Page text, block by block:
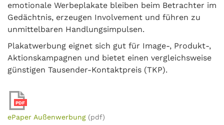
emotionale Werbeplakate bleiben beim Betrachter im
Gedächtnis, erzeugen Involvement und führen zu
unmittelbaren Handlungsimpulsen.
Plakatwerbung eignet sich gut für Image-, Produkt-,
Aktionskampagnen und bietet einen vergleichsweise
günstigen Tausender-Kontaktpreis (TKP).
PDF
ePaper Außenwerbung (pdf)